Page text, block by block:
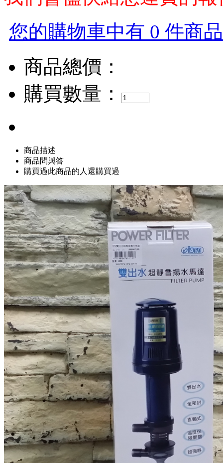
您的購物車中有 0 件商
商品總價：
購買數量：
商品描述
商品問與答
購買過此商品的人還購買過